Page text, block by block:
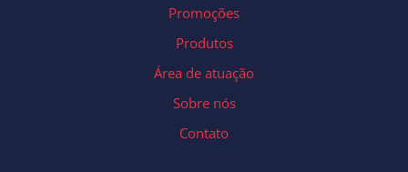
Promoções
Produtos
Área de atuação
Sobre nós
Contato